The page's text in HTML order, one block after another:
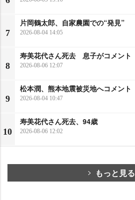
7
片岡鶴太郎、自家農園での“発見”
2026-08-04 14:05
8
寿美花代さん死去 息子がコメント
2026-08-06 12:07
9
松本潤、熊本地震被災地へコメント
2026-08-04 10:47
10
寿美花代さん死去、94歳
2026-08-06 12:02
もっと見る